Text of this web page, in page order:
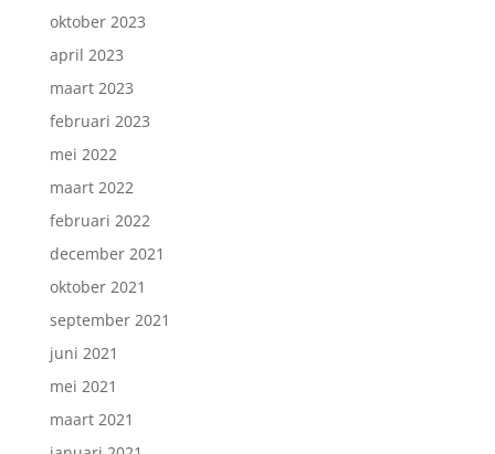
oktober 2023
april 2023
maart 2023
februari 2023
mei 2022
maart 2022
februari 2022
december 2021
oktober 2021
september 2021
juni 2021
mei 2021
maart 2021